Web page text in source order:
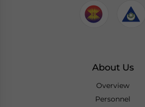
About Us
Overview
Personnel